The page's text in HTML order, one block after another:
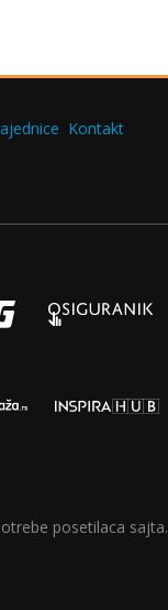
Kontakt
posetilaca sajta.